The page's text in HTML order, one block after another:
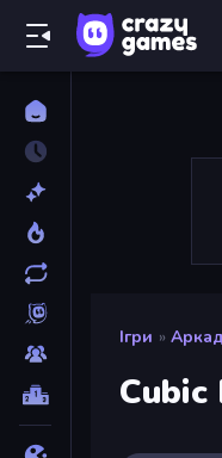
Ігри »
Cubic